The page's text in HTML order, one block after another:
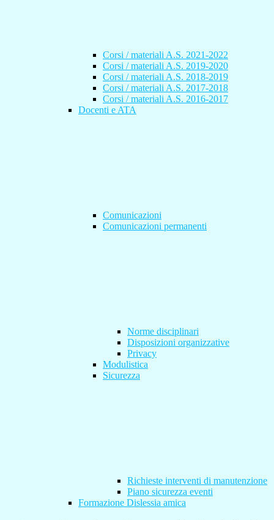
Corsi / materiali A.S. 2021-2022
Corsi / materiali A.S. 2019-2020
Corsi / materiali A.S. 2018-2019
Corsi / materiali A.S. 2017-2018
Corsi / materiali A.S. 2016-2017
Docenti e ATA
Comunicazioni
Comunicazioni permanenti
Norme disciplinari
Disposizioni organizzative
Privacy
Modulistica
Sicurezza
Richieste interventi di manutenzione
Piano sicurezza eventi
Formazione Dislessia amica